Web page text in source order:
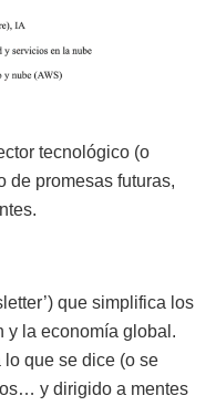
tecnológico (o
de promesas futuras,
que simplifica los
y la economía global.
que se dice (o se
y dirigido a mentes